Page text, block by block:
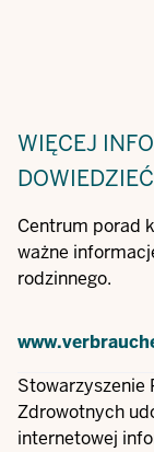
WIĘCEJ
Centrum porad
ważne
rodzinnego.
Stowarzyszenie
Zdrowotnych
internetowej